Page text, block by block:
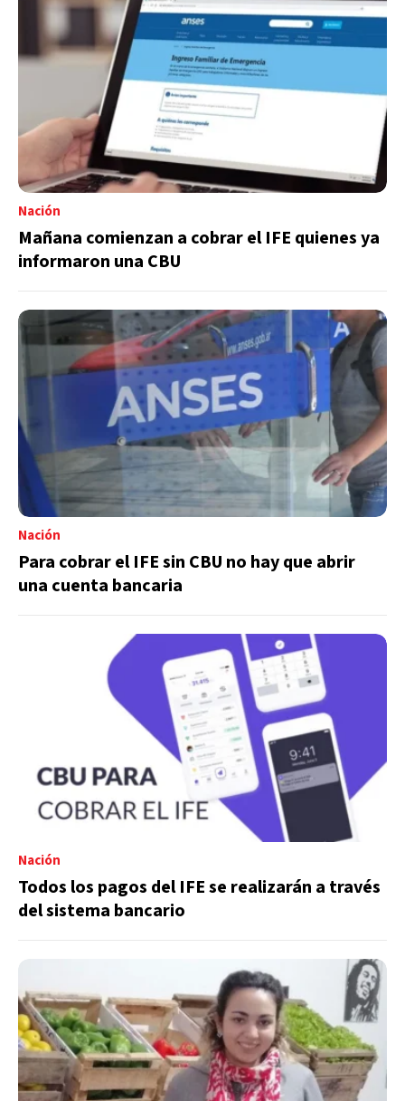
Nación
Mañana comienzan a cobrar el IFE quienes ya
informaron una CBU
Nación
Para cobrar el IFE sin CBU no hay que abrir
una cuenta bancaria
Nación
Todos los pagos del IFE se realizarán a través
del sistema bancario